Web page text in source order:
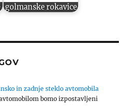
golmanske rokavice
in zadnje steklo avtomobila
bomo izpostavljeni